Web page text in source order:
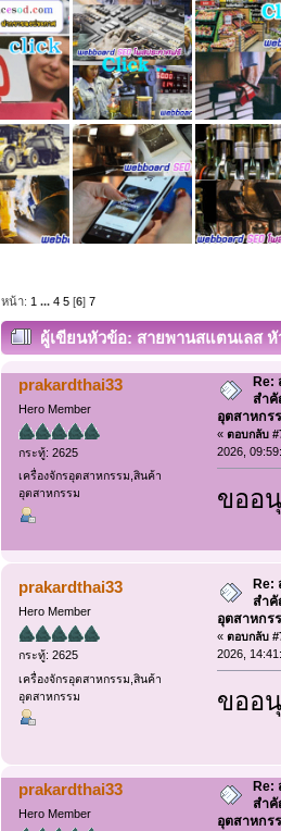
หน้า: 1 ... 4 5[6] 7
ผู้เขียนหัวข้อ: สายพานสแตนเลส
นิปปอน พาร์ท (อ่าน 1011 ครั้ง)
prakardthai33
Hero Member
กระทู้: 2625
เครื่องจักรอุตสาหกรรม,สินค้า
อุตสาหกรรม
Re:
สำคั
อุตสาหกร
«ตอบกลับ
2026,
ขออ
prakardthai33
Hero Member
กระทู้: 2625
เครื่องจักรอุตสาหกรรม,สินค้า
อุตสาหกรรม
Re:
สำคั
อุตสาหกร
«ตอบกลับ
2026,
ขออ
prakardthai33
Hero Member
Re:
สำคั
อุตสาหกร